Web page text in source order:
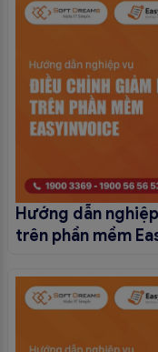
Hướng dẫn
trên phần mềm